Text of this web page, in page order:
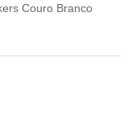
Couro Branco